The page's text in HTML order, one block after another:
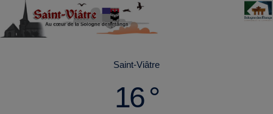
principal
Saint-Viâtre
16 °